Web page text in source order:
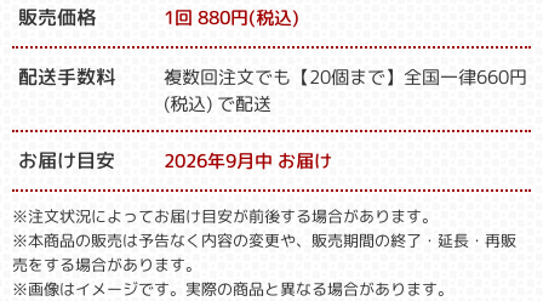
販売価格 1回 880円(税込)
配送手数料 複数回注文でも【20個まで】全国一律660円
(税込) で配送
お届け目安 2026年9月中 お届け
※注文状況によってお届け目安が前後する場合があります。
※本商品の販売は予告なく内容の変更や、販売期間の終了・延長・再販
売をする場合があります。
※画像はイメージです。実際の商品と異なる場合があります。